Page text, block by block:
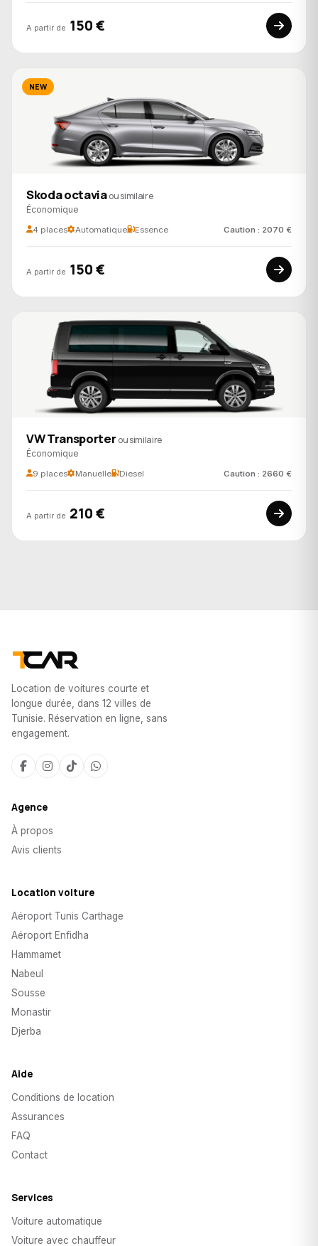
A partir de 150 €
NEW
Skoda octaviaou similaire
Économique
4 places Automatique Essence Caution : 2070 €
A partir de 150 €
VW Transporter ou similaire
Économique
9 places Manuelle Diesel Caution : 2660 €
A partir de 210 €
Location de voitures courte et
longue durée, dans 12 villes de
Tunisie. Réservation en ligne, sans
engagement.
Agence
À propos
Avis clients
Location voiture
Aéroport Tunis Carthage
Aéroport Enfidha
Hammamet
Nabeul
Sousse
Monastir
Djerba
Aide
Conditions de location
Assurances
FAQ
Contact
Services
Voiture automatique
Voiture avec chauffeur